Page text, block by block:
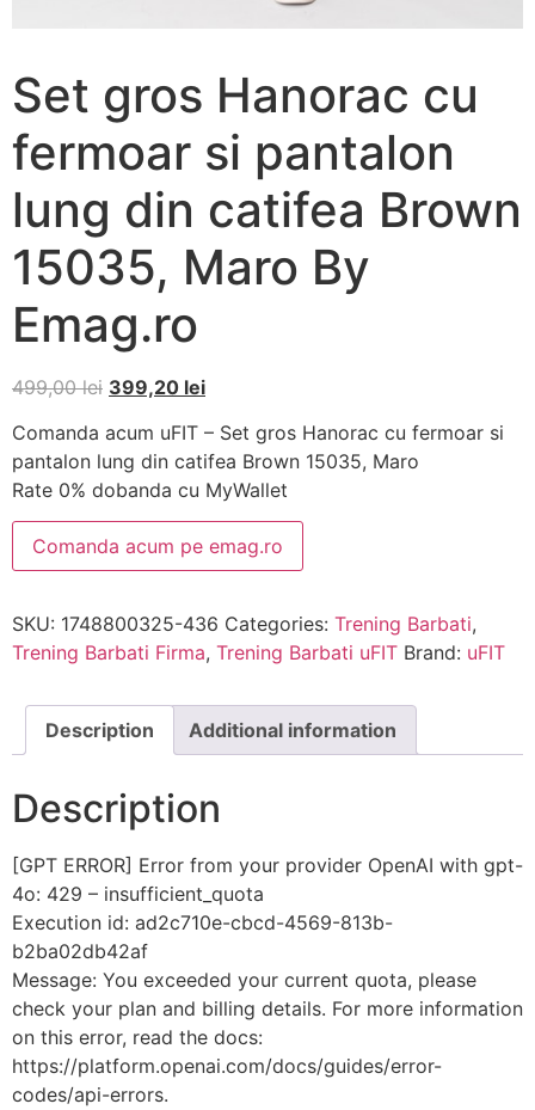
Set gros Hanorac cu
fermoar si pantalon
lung din catifea Brown
15035, Maro By
Emag.ro
499,00lei 399,20 lei
Comanda acum uFIT – Set gros Hanorac cu fermoar si
pantalon lung din catifea Brown 15035, Maro
Rate 0% dobanda cu MyWallet
Comanda acum pe emag.ro
SKU: 1748800325-436 Categories: Trening Barbati,
Trening Barbati Firma, Trening Barbati uFIT Brand: uFIT
Description Additional information
Description
[GPT ERROR] Error from your provider OpenAI with gpt-
4o: 429 – insufficient_quota
Execution id: ad2c710e-cbcd-4569-813b-
b2ba02db42af
Message: You exceeded your current quota, please
check your plan and billing details. For more information
on this error, read the docs:
https://platform.openai.com/docs/guides/error-
codes/api-errors.